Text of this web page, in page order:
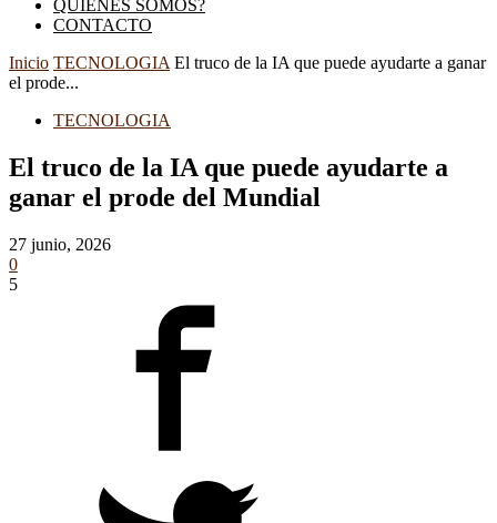
QUIENES SOMOS?
CONTACTO
Inicio TECNOLOGIA El truco de la IA que puede ayudarte a ganar
el prode...
TECNOLOGIA
El truco de la IA que puede ayudarte a
ganar el prode del Mundial
27 junio, 2026
0
5